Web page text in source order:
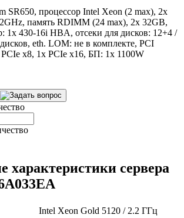
SR650, процессор Intel Xeon (2 max), 2x
память RDIMM (24 max), 2x 32GB,
1x 430-16i HBA, отсеки для дисков: 12+4 /
eth. LOM: не в комплекте, PCI
x8, 1x PCIe x16, БП: 1x 1100W
характеристики сервера
Intel Xeon Gold 5120 / 2.2 ГГц